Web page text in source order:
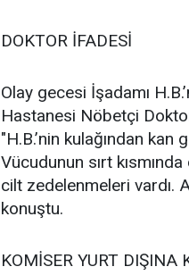
DOKTOR İFADESİ
Olay gecesi İşadamı
Hastanesi Nöbetçi
"H.B.’nin kulağından
Vücudunun sırt
cilt zedelenmeleri vardı.
konuştu.
KOMİSER YURT DIŞINA